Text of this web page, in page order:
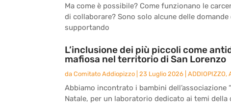
Ma come è possibile? Come funzionano le
di collaborare? Sono solo alcune delle
supportando
L’inclusione dei più piccoli come
mafiosa nel territorio di San Lorenzo
da Comitato Addiopizzo 23 Luglio 2026 ADDIOPIZZO,
Abbiamo incontrato i bambini dell’associazione
Natale, per un laboratorio dedicato ai temi